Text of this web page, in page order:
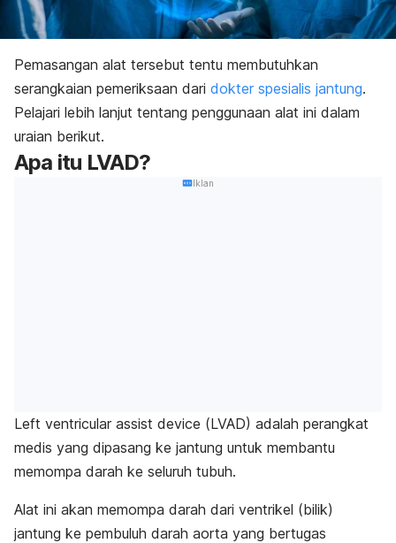
Pemasangan alat tersebut tentu membutuhkan
serangkaian pemeriksaan dari dokter spesialis jantung.
Pelajari lebih lanjut tentang penggunaan alat ini dalam
uraian berikut.
Apa itu LVAD?
Iklan
Left ventricular assist device (LVAD) adalah perangkat
medis yang dipasang ke jantung untuk membantu
memompa darah ke seluruh tubuh.
Alat ini akan memompa darah dari ventrikel (bilik)
jantung ke pembuluh darah aorta yang bertugas